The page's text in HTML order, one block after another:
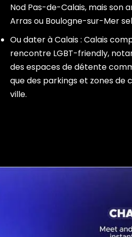
Nod Pas-de-Calais, mais son
Arras ou Boulogne-sur-Mer
Ou dater à Calais : Calais
rencontre LGBT-friendly,
des espaces de détente
que des parkings et zones de
ville.